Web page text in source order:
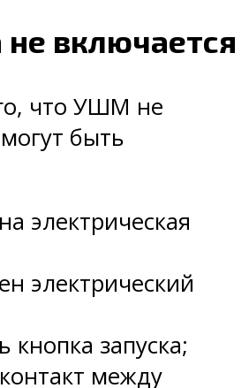
не включается
что УШМ не
быть
электрическая
электрический
кнопка запуска;
между